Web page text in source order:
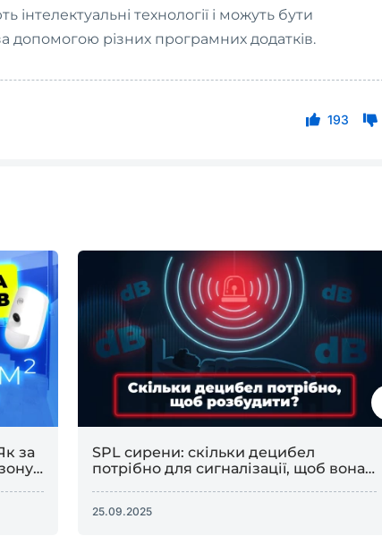
технології і можуть бути
допомогою різних програмних додатків.
193
за
SPL сирени: скільки децибел
потрібно для сигналізації, щоб вона
25.09.2025